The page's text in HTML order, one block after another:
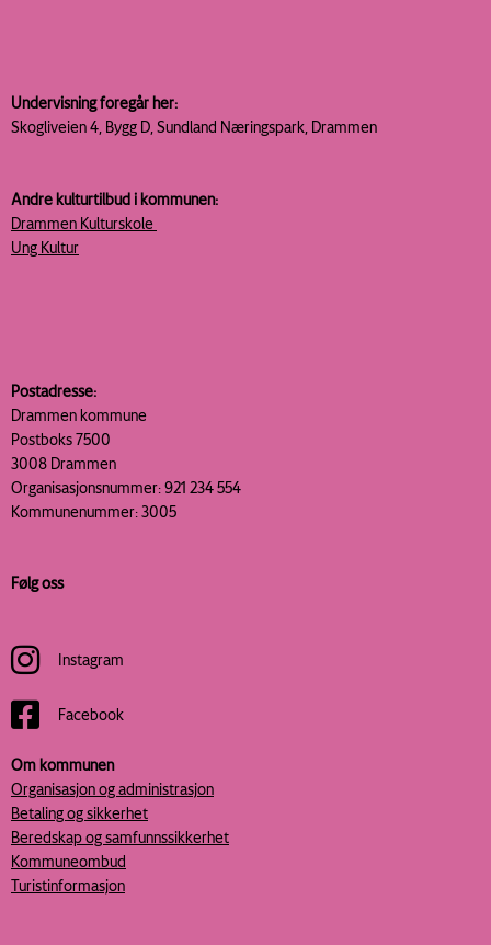
Undervisning foregår her:
Skogliveien 4, Bygg D, Sundland Næringspark, Drammen
Andre kulturtilbud i kommunen:
Drammen Kulturskole
Ung Kultur
Postadresse:
Drammen kommune
Postboks 7500
3008 Drammen
Organisasjonsnummer: 921 234 554
Kommunenummer: 3005
Følg oss
Instagram
Facebook
Om kommunen
Organisasjon og administrasjon
Betaling og sikkerhet
Beredskap og samfunnssikkerhet
Kommuneombud
Turistinformasjon